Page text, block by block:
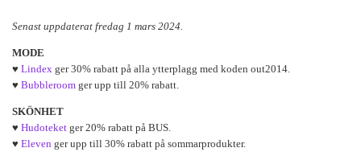
Senast uppdaterat fredag 1 mars 2024.
MODE
♥ Lindex ger 30% rabatt på alla ytterplagg med koden out2014.
♥ Bubbleroom ger upp till 20% rabatt.
SKÖNHET
♥ Hudoteket ger 20% rabatt på BUS.
♥ Eleven ger upp till 30% rabatt på sommarprodukter.